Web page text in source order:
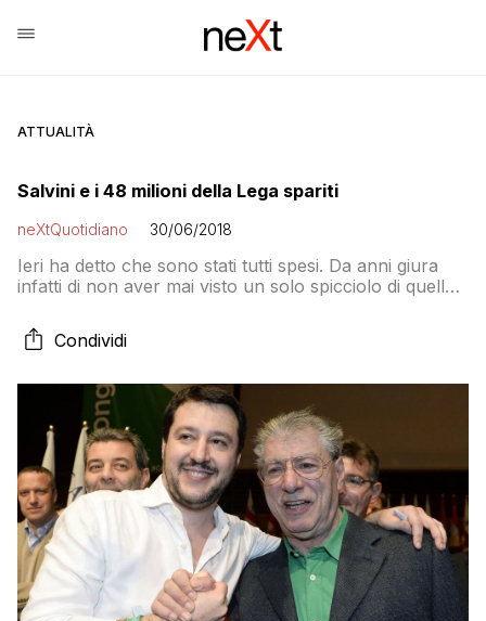
ATTUALITÀ
Salvini e i 48 milioni della Lega spariti
neXtQuotidiano 30/06/2018
Ieri ha detto che sono stati tutti spesi. Da anni giura
infatti di non aver mai visto un solo spicciolo di quella
Condividi